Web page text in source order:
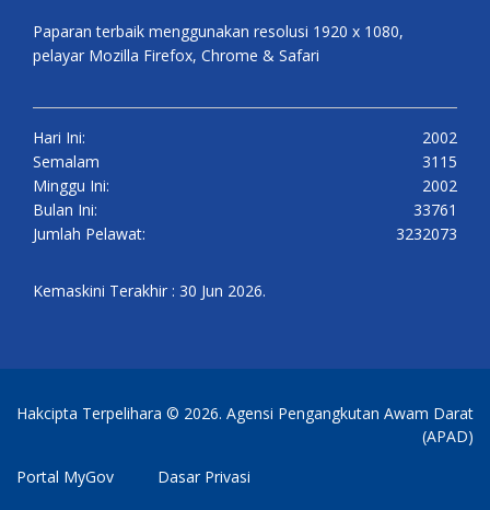
Paparan terbaik menggunakan resolusi 1920 x 1080,
pelayar Mozilla Firefox, Chrome & Safari
Hari Ini:
2002
Semalam
3115
Minggu Ini:
2002
Bulan Ini:
33761
Jumlah Pelawat:
3232073
Kemaskini Terakhir : 30 Jun 2026.
Hakcipta Terpelihara © 2026. Agensi Pengangkutan Awam Darat
(APAD)
Portal MyGov
Dasar Privasi